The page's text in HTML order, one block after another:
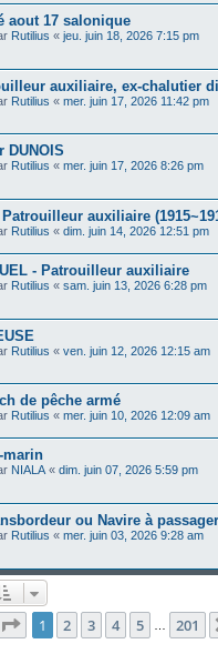
aout 17 salonique
Rutilius « jeu. juin 18, 2026 7:15 pm
auxiliaire, ex-chalutier
Rutilius « mer. juin 17, 2026 11:42 pm
Rutilius « mer. juin 17, 2026 8:26 pm
auxiliaire
Rutilius « dim. juin 14, 2026 12:51 pm
- Patrouilleur auxiliaire
Rutilius « sam. juin 13, 2026 6:28 pm
Rutilius « ven. juin 12, 2026 12:15 am
de pêche armé
Rutilius « mer. juin 10, 2026 12:09 am
marin
NIALA « dim. juin 07, 2026 5:59 pm
ou Navire à
Rutilius « mer. juin 03, 2026 9:28 am
Page 1sur201
1 2 3 4 5 201